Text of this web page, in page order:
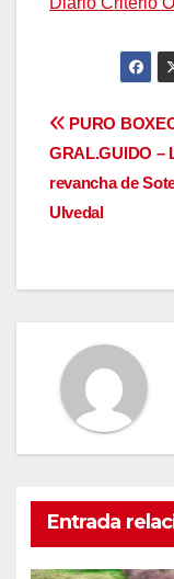
de
entradas
PURO
GRAL.GUIDO –
revancha de
Ulvedal
Entrada